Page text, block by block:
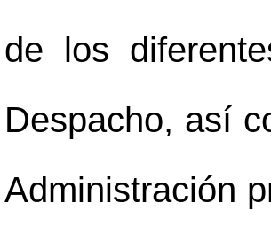
de los
Despacho, así
Administración